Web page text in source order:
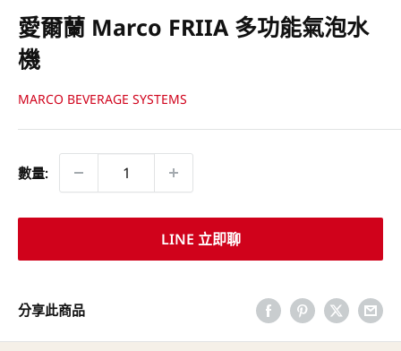
愛爾蘭 Marco FRIIA 多功能氣泡水
機
MARCO BEVERAGE SYSTEMS
數量:
LINE 立即聊
分享此商品